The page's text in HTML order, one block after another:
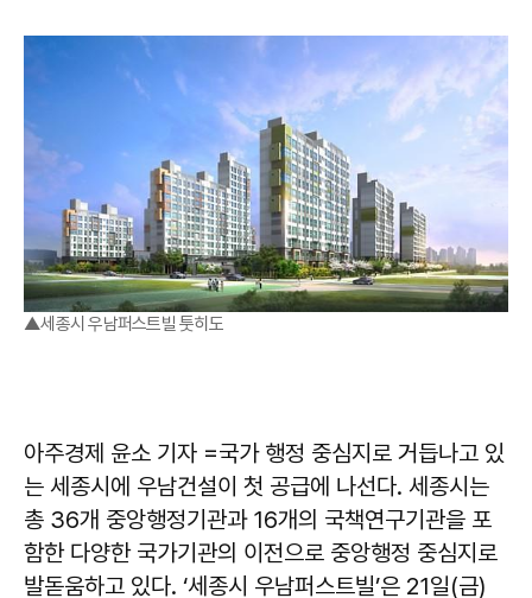
▲세종시 우남퍼스트빌 툿히도
아주경제 윤소 기자 =국가 행정 중심지로 거듭나고 있
는 세종시에 우남건설이 첫 공급에 나선다. 세종시는
총 36개 중앙행정기관과 16개의 국책연구기관을 포
함한 다양한 국가기관의 이전으로 중앙행정 중심지로
발돋움하고 있다. ‘세종시 우남퍼스트빌’은 21일(금)